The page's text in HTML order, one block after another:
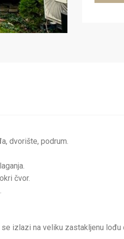
dvorište, podrum.
čvor.
izlazi na veliku zastakljenu